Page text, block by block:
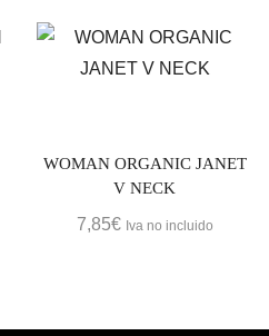
WOMAN ORGANIC JANET
V NECK
7,85€ Iva no incluido